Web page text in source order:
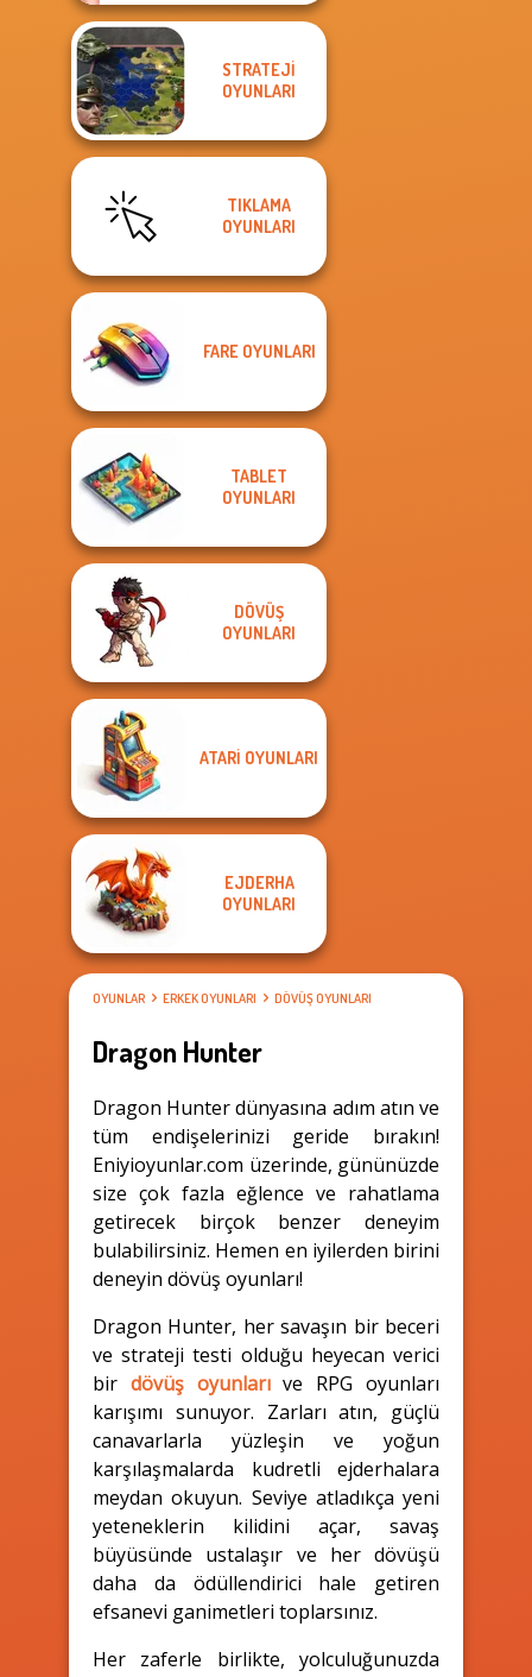
STRATEJI
OYUNLARI
TIKLAMA
OYUNLARI
FARE OYUNLARI
TABLET
OYUNLARI
DÖVÜŞ
OYUNLARI
ATARI OYUNLARI
EJDERHA
OYUNLARI
OYUNLAR ERKEK OYUNLARI DÖVÜŞ OYUNLARI
Dragon Hunter
Dragon Hunter dünyasına adım atın ve
tüm endişelerinizi geride bırakın!
Eniyioyunlar.com üzerinde, gününüzde
size çok fazla eğlence ve rahatlama
getirecek birçok benzer deneyim
bulabilirsiniz. Hemen en iyilerden birini
deneyin dövüş oyunları!
Dragon Hunter, her savaşın bir beceri
ve strateji testi olduğu heyecan verici
bir dövüş oyunlarıve RPG oyunları
karışımı sunuyor. Zarları atın, güçlü
canavarlarla yüzleşin ve yoğun
karşılaşmalarda kudretli ejderhalara
meydan okuyun. Seviye atladıkça yeni
yeteneklerin kilidini açar, savaş
büyüsünde ustalaşır ve her dövüşü
daha da ödüllendirici hale getiren
efsanevi ganimetleri toplarsınız.
Her zaferle birlikte, yolculuğunuzda